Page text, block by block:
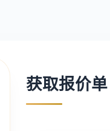
获取报价单